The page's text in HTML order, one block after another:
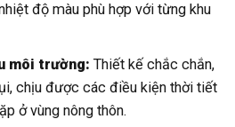
độ màu phù hợp với từng khu
môi trường: Thiết kế chắc chắn,
chịu được các điều kiện thời tiết
ở vùng nông thôn.